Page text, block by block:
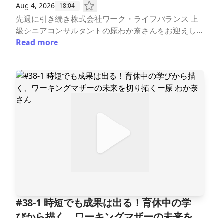
Aug 4, 2026 18:04
先週に引き続き株式会社ワーク・ライフバランス 上
級シニアコンサルタントの原わか奈さんをお迎えしま
した。今回の後編では、「働き方改革」と「採用」を
方から、企業が自走する組織づくり、そして原さんが
大切にしている人生の軸まで、多くの企業や働く人、
自分らしい働き方を考えるすべての方に読んでいただ
方〜」配信：毎週火曜日6時 ★8/4(火) 6:00配信#3
8-2 3年間採用0の企業が1年で変化！「働き方改革×採
る。縦割り組織の課題を打ち破るアプローチ・完璧じ
ゃなくていい。「変わろうとしているプロセス」こそ
Read more
#38-1 ​時短でも成果は出る！育休中の学